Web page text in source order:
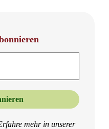
mehr in unserer